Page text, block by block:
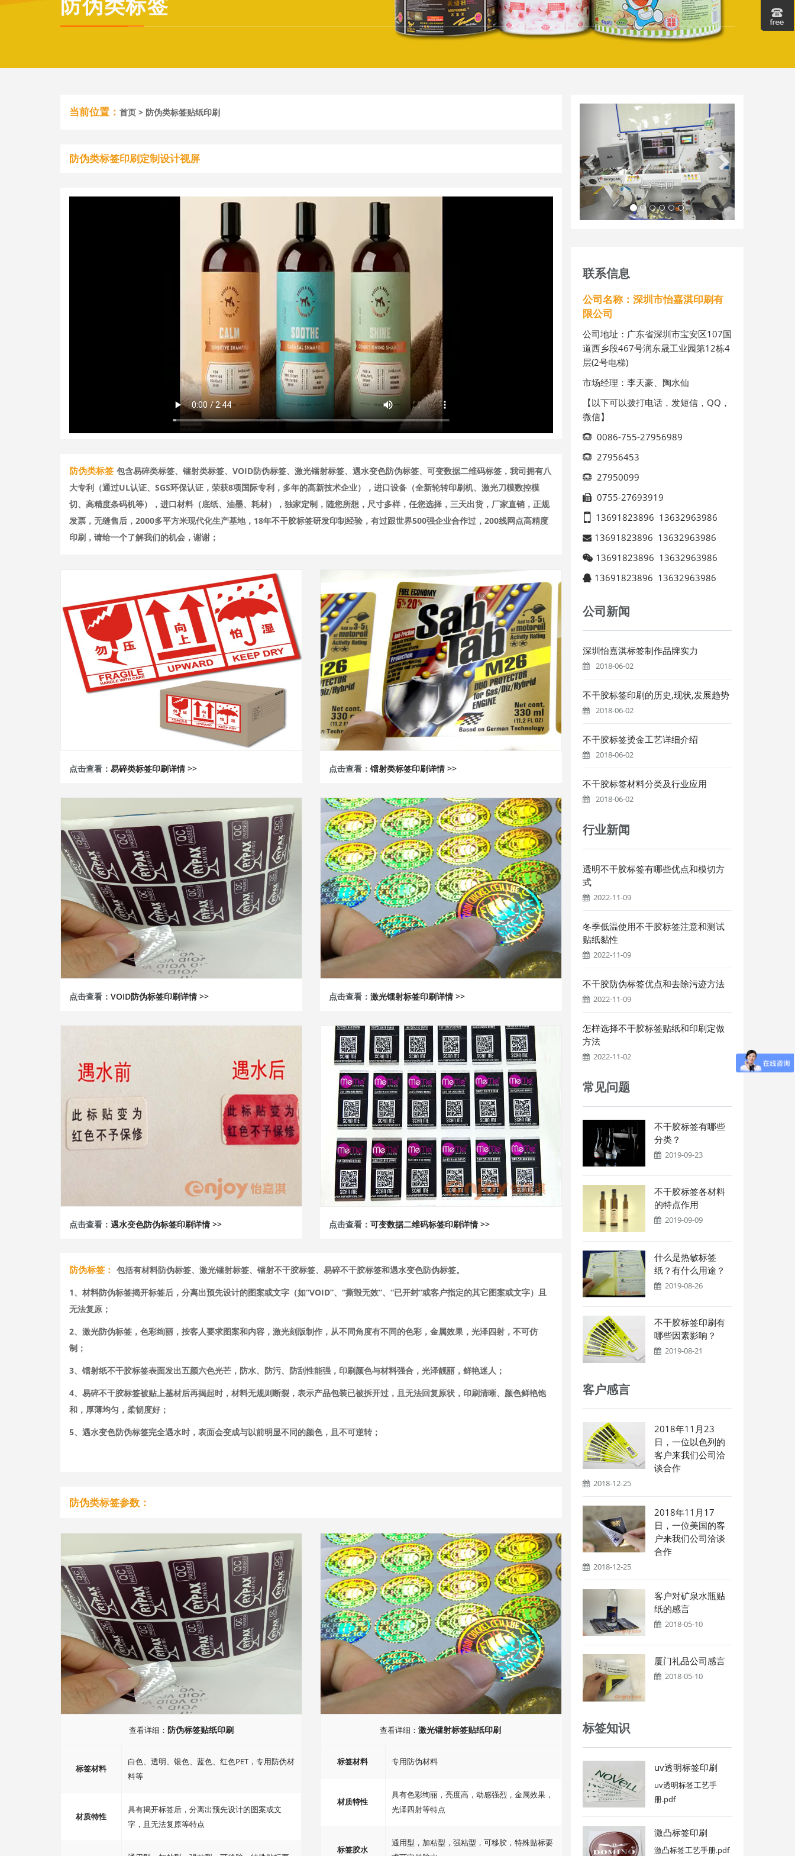
当前位置： 首页 > 防伪类标签贴纸印刷
防伪类标签印刷定制设计视屏
防伪类标签 包含易碎类标签、镭射类标签、VOID防伪标签、激光镭射标签、遇水变色防伪标签、可变数据二维码标签，我司拥有八
大专利（通过UL认证、SGS环保认证，荣获8项国际专利，多年的高新技术企业），进口设备（全新轮转印刷机、激光刀模数控模
切、高精度条码机等），进口材料（底纸、油墨、耗材），独家定制，随您所想，尺寸多样，任您选择，三天出货，厂家直销，正规
发票，无缝售后，2000多平方米现代化生产基地，18年不干胶标签研发印制经验，有过跟世界500强企业合作过，200线网点高精度
印刷，请给一个了解我们的机会，谢谢；
点击查看： 易碎类标签印刷详情 >> 点击查看： 镭射类标签印刷详情 >>
点击查看： VOID防伪标签印刷详情 >> 点击查看： 激光镭射标签印刷详情 >>
点击查看： 遇水变色防伪标签印刷详情 >> 点击查看： 可变数据二维码标签印刷详情 >>
防伪标签： 包括有材料防伪标签、激光镭射标签、镭射不干胶标签、易碎不干胶标签和遇水变色防伪标签。
1、材料防伪标签揭开标签后，分离出预先设计的图案或文字（如“VOID”、“撕毁无效”、“已开封”或客户指定的其它图案或文字）且
无法复原；
2、激光防伪标签，色彩绚丽，按客人要求图案和内容，激光刻版制作，从不同角度有不同的色彩，金属效果，光泽四射，不可仿
制；
3、镭射纸不干胶标签表面发出五颜六色光芒，防水、防污、防刮性能强，印刷颜色与材料强合，光泽靓丽，鲜艳迷人；
4、易碎不干胶标签被贴上基材后再揭起时，材料无规则断裂，表示产品包装已被拆开过，且无法回复原状，印刷清晰、颜色鲜艳饱
和，厚薄均匀，柔韧度好；
5、遇水变色防伪标签完全遇水时，表面会变成与以前明显不同的颜色，且不可逆转；
防伪类标签参数：
查看详细： 防伪标签贴纸印刷
标签材料
白色、透明、银色、蓝色、红色PET，专用防伪材
料等
材质特性
具有揭开标签后，分离出预先设计的图案或文
字，且无法复原等特点
查看详细：激光镭射标签贴纸印刷
标签材料 专用防伪材料
材质特性
具有色彩绚丽，亮度高，动感强烈，金属效果，
光泽四射等特点
标签胶水
通用型，加粘型，强粘型，可移胶，特殊贴标要
全自动品检机
İleri
联系信息
公司名称：深圳市怡嘉淇印刷有
限公司
公司地址：广东省深圳市宝安区107国
道西乡段467号润东晟工业园第12栋4
层(2号电梯)
市场经理：李天豪、陶水仙
【以下可以拨打电话，发短信，QQ，
微信】
0086-755-27956989
27956453
27950099
0755-27693919
13691823896 13632963986
13691823896 13632963986
13691823896 13632963986
13691823896 13632963986
公司新闻
深圳怡嘉淇标签制作品牌实力
2018-06-02
不干胶标签印刷的历史,现状,发展趋势
2018-06-02
不干胶标签烫金工艺详细介绍
2018-06-02
不干胶标签材料分类及行业应用
2018-06-02
行业新闻
透明不干胶标签有哪些优点和模切方
式
2022-11-09
冬季低温使用不干胶标签注意和测试
贴纸黏性
2022-11-09
不干胶防伪标签优点和去除污迹方法
2022-11-09
怎样选择不干胶标签贴纸和印刷定做
方法
2022-11-02
常见问题
不干胶标签有哪些
分类？
2019-09-23
不干胶标签各材料
的特点作用
2019-09-09
什么是热敏标签
纸？有什么用途？
2019-08-26
不干胶标签印刷有
哪些因素影响？
2019-08-21
客户感言
2018年11月23
日，一位以色列的
客户来我们公司洽
谈合作
2018-12-25
2018年11月17
日，一位美国的客
户来我们公司洽谈
合作
2018-12-25
客户对矿泉水瓶贴
纸的感言
2018-05-10
厦门礼品公司感言
2018-05-10
标签知识
uv透明标签印刷
uv透明标签工艺手
册.pdf
激凸标签印刷
激凸标签工艺手册.pdf